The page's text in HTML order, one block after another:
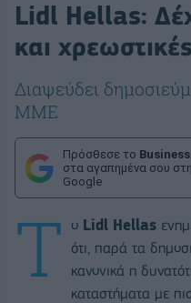
Lidl Hellas:
και
Διαψεύδει
ΜΜΕ
Πρόσθεσε το
στα αγαπημένα σου στη
Google
Τ ο Lidl Hellas
ότι, παρά τα
κανονικά η
καταστήματα με